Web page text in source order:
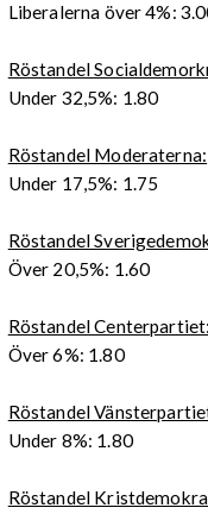
Liberalerna över 4%:
Röstandel
Under 32,5%: 1.80
Röstandel Moderaterna:
Under 17,5%: 1.75
Röstandel
Över 20,5%: 1.60
Röstandel Centerpartiet:
Över 6%: 1.80
Röstandel
Under 8%: 1.80
Röstandel